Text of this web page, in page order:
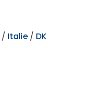
/ Italie / DK